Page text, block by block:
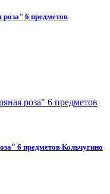
6 предметов
6 предметов Кольчугино